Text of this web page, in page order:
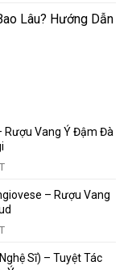
Lâu? Hướng Dẫn
Rượu Vang Ý Đậm Đà
– Rượu Vang
Sĩ) – Tuyệt Tác